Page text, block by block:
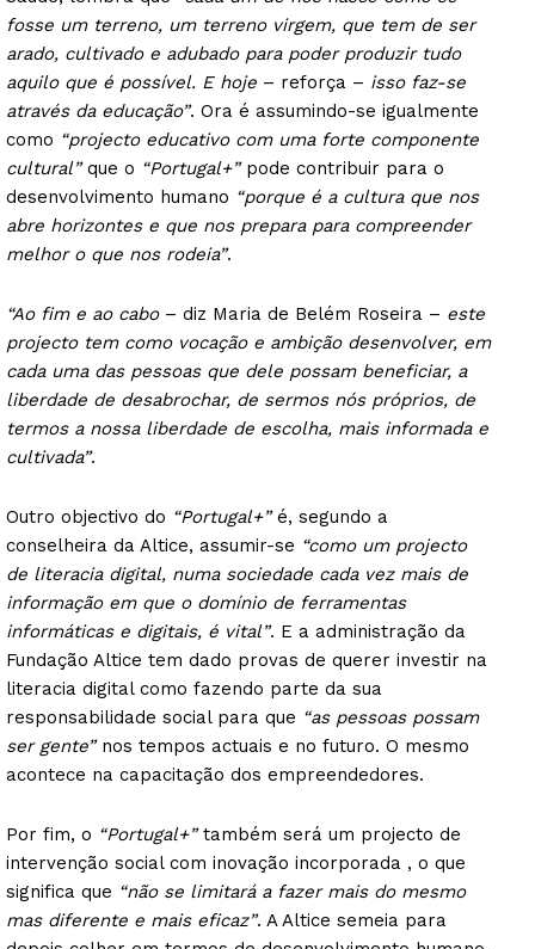
fosse um terreno, um terreno virgem, que tem de ser
arado, cultivado e adubado para poder produzir tudo
aquilo que é possível. E hoje – reforça – isso faz-se
através da educação”. Ora é assumindo-se igualmente
como “projecto educativo com uma forte componente
cultural”que o “Portugal+”pode contribuir para o
desenvolvimento humano “porque é a cultura que nos
abre horizontes e que nos prepara para compreender
melhor o que nos rodeia”.
“Ao fim e ao cabo– diz Maria de Belém Roseira – este
projecto tem como vocação e ambição desenvolver, em
cada uma das pessoas que dele possam beneficiar, a
liberdade de desabrochar, de sermos nós próprios, de
termos a nossa liberdade de escolha, mais informada e
cultivada”.
Outro objectivo do “Portugal+”é, segundo a
conselheira da Altice, assumir-se “como um projecto
de literacia digital, numa sociedade cada vez mais de
informação em que o domínio de ferramentas
informáticas e digitais, é vital”. E a administração da
Fundação Altice tem dado provas de querer investir na
literacia digital como fazendo parte da sua
responsabilidade social para que “as pessoas possam
ser gente”nos tempos actuais e no futuro. O mesmo
acontece na capacitação dos empreendedores.
Por fim, o “Portugal+”também será um projecto de
intervenção social com inovação incorporada , o que
significa que “não se limitará a fazer mais do mesmo
mas diferente e mais eficaz”. A Altice semeia para